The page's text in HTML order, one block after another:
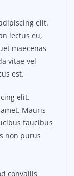
elit.
lectus eu,
maecenas
vitae vel
est.
elit.
Mauris
faucibus
non purus
convallis